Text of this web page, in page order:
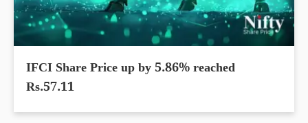
IFCI Share Price up by 5.86% reached
Rs.57.11